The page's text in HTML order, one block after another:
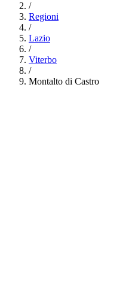
/
Regioni
/
Lazio
/
Viterbo
/
Montalto di Castro